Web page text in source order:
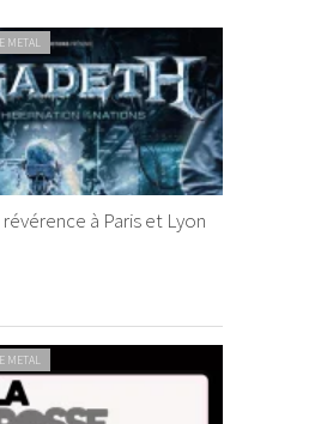
METAL
à Paris et Lyon
METAL